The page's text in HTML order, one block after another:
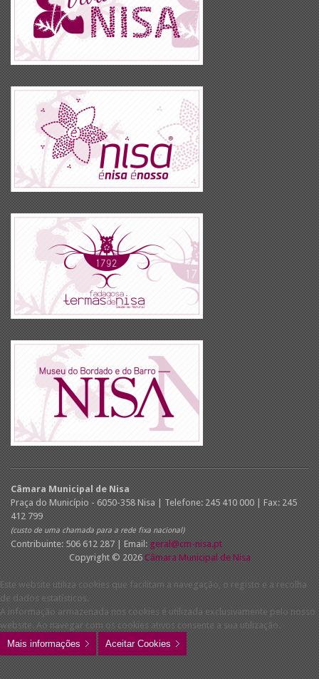
Câmara Municipal de Nisa
Praça do Município - 6050-358 Nisa | Telefone: 245 410 000 | Fax: 245
412 799
(custo de uma chamada para a rede fixa nacional)
Contribuinte: 506 612 287 | Email: geral@cm-nisa.pt
Copyright © 2026 Câmara Municipal de Nisa
Este website utiliza cookies que facilitam a navegação, o registo e a recolha
de dados estatísticos.
A informação armazenada nos cookies é utilizada exclusivamente pelo nosso
website. Ao navegar com os cookies ativos consente a sua utilização.
Mais informações
Aceitar Cookies